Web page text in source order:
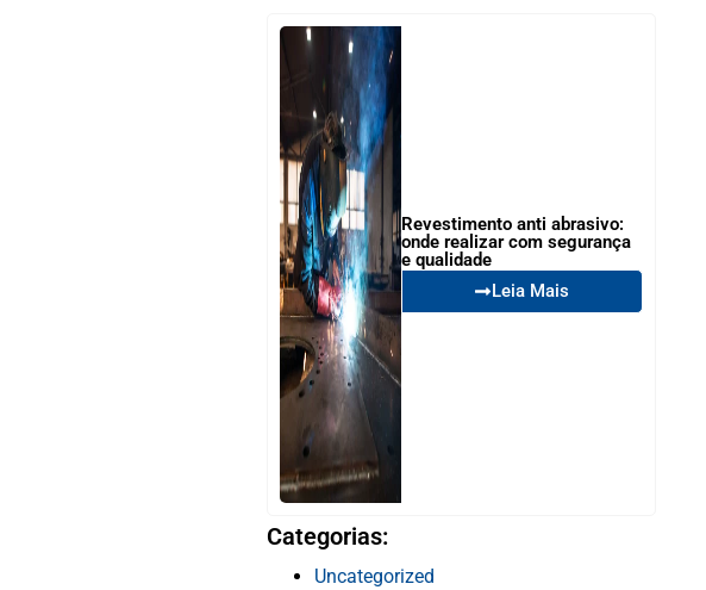
Revestimento anti abrasivo:
onde realizar com segurança
e qualidade
Leia Mais
Categorias:
Uncategorized